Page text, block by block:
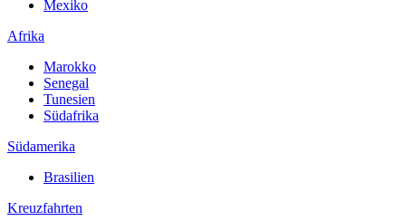
Mexiko
Afrika
Marokko
Senegal
Tunesien
Südafrika
Südamerika
Brasilien
Kreuzfahrten